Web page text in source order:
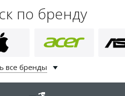
по бренду
все бренды